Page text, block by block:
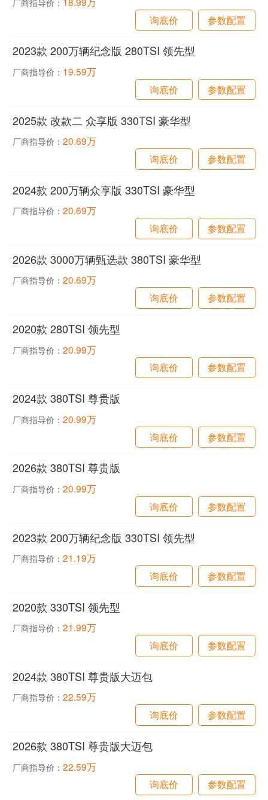
询底价
参数配置
2023款 200万辆纪念版 280TSI 领先型
厂商指导价： 19.59万
询底价
参数配置
2025款 改款二 众享版 330TSI 豪华型
厂商指导价：20.69万
询底价
参数配置
2024款 200万辆众享版 330TSI 豪华型
厂商指导价：20.69万
询底价
参数配置
2026款 3000万辆甄选款 380TSI 豪华型
厂商指导价：20.69万
询底价
参数配置
2020款 280TSI 领先型
厂商指导价：20.99万
询底价
参数配置
2024款 380TSI 尊贵版
厂商指导价：20.99万
询底价
参数配置
2026款 380TSI 尊贵版
厂商指导价：20.99万
询底价
参数配置
2023款 200万辆纪念版 330TSI 领先型
厂商指导价：21.19万
询底价
参数配置
2020款 330TSI 领先型
厂商指导价：21.99万
询底价
参数配置
2024款 380TSI 尊贵版大迈包
厂商指导价：22.59万
询底价
参数配置
2026款 380TSI 尊贵版大迈包
厂商指导价：22.59万
询底价
参数配置